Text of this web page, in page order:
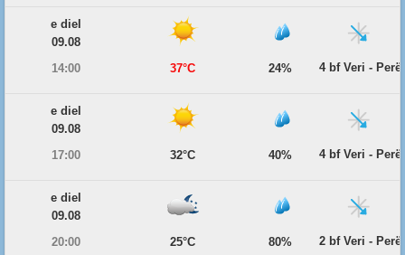
e diel
09.08
14:00
37°C 24% 4 bf Veri -
e diel
09.08
17:00
32°C 40% 4 bf Veri -
e diel
09.08
20:00
25°C 80% 2 bf Veri -